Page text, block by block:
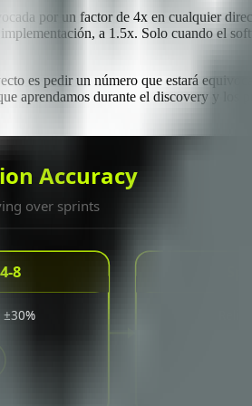
por un factor de 4x en cualquier
a 1.5x. Solo cuando el
es pedir un número que estará
durante el discovery y los